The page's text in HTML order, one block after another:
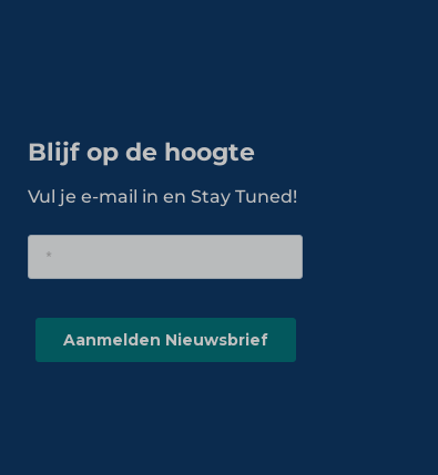
Blijf op de hoogte
Vul je e-mail in en Stay Tuned!